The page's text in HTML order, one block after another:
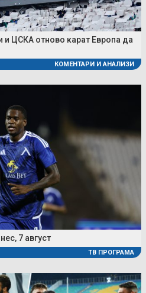
и ЦСКА отново карат Европа да
КОМЕНТАРИ И АНАЛИЗИ
7 август
ТВ ПРОГРАМА